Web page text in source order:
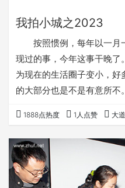
我拍小城之2023
按照惯例，每年以一月
现过的事，今年这事干晚了
为现在的生活圈子变小，好
的大部分也是不是有意所
1888点热度 1人点赞 大